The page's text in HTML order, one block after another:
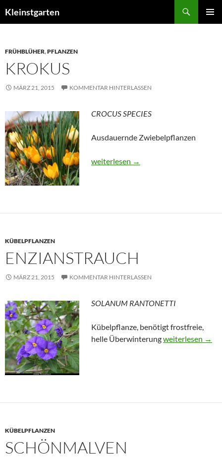
Inhalt
Kleinstgarten
FRÜHBLÜHER,PFLANZEN
KROKUS
MÄRZ 21, 2015 KOMMENTAR HINTERLASSEN
CROCUS SPECIES
Ausdauernde Zwiebelpflanzen
Krokus
weiterlesen →
KÜBELPFLANZEN
ENZIANSTRAUCH
MÄRZ 21, 2015 KOMMENTAR HINTERLASSEN
SOLANUM RANTONETTI
Kübelpflanze, benötigt frostfreie,
helle ÜberwinterungEnzianstrauch
weiterlesen →
KÜBELPFLANZEN
SCHÖNMALVEN